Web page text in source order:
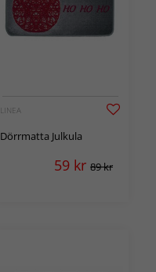
LINEA
Dörrmatta Julkula
59 kr 89 kr